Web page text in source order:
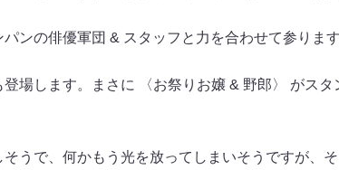
ンの俳優軍団 & スタッフと力を合わせて参ります
場します。まさに 〈お祭りお嬢 & 野郎〉 がス
うで、何かもう光を放ってしまいそうですが、